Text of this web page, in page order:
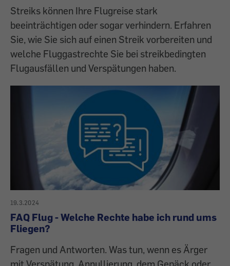
Streiks können Ihre Flugreise stark
beeinträchtigen oder sogar verhindern. Erfahren
Sie, wie Sie sich auf einen Streik vorbereiten und
welche Fluggastrechte Sie bei streikbedingten
Flugausfällen und Verspätungen haben.
19.3.2024
FAQ Flug - Welche Rechte habe ich rund ums
Fliegen?
Fragen und Antworten. Was tun, wenn es Ärger